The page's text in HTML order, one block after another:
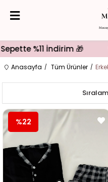
%11 İndirim 🎁 🛒
Anasayfa Tüm Ürünler
%22